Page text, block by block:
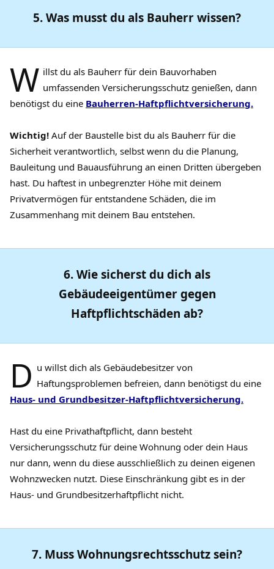
5. Was musst du als Bauherr wissen?
W illst du als Bauherr für dein Bauvorhaben
umfassenden Versicherungsschutz genießen, dann
benötigst du eine Bauherren-Haftpflichtversicherung.
Wichtig! Auf der Baustelle bist du als Bauherr für die
Sicherheit verantwortlich, selbst wenn du die Planung,
Bauleitung und Bauausführung an einen Dritten übergeben
hast. Du haftest in unbegrenzter Höhe mit deinem
Privatvermögen für entstandene Schäden, die im
Zusammenhang mit deinem Bau entstehen.
6. Wie sicherst du dich als
Gebäudeeigentümer gegen
Haftpflichtschäden ab?
D u willst dich als Gebäudebesitzer von
Haftungsproblemen befreien, dann benötigst du eine
Haus- und Grundbesitzer-Haftpflichtversicherung.
Hast du eine Privathaftpflicht, dann besteht
Versicherungsschutz für deine Wohnung oder dein Haus
nur dann, wenn du diese ausschließlich zu deinen eigenen
Wohnzwecken nutzt. Diese Einschränkung gibt es in der
Haus- und Grundbesitzerhaftpflicht nicht.
7. Muss Wohnungsrechtsschutz sein?